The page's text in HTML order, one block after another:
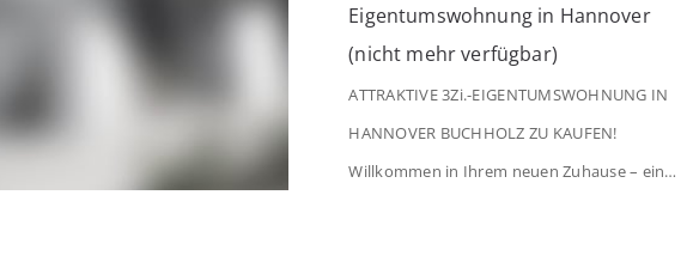
Eigentumswohnung in Hannover
(nicht mehr verfügbar)
ATTRAKTIVE 3Zi.-EIGENTUMSWOHNUNG IN
HANNOVER BUCHHOLZ ZU KAUFEN!
Willkommen in Ihrem neuen Zuhause – einer